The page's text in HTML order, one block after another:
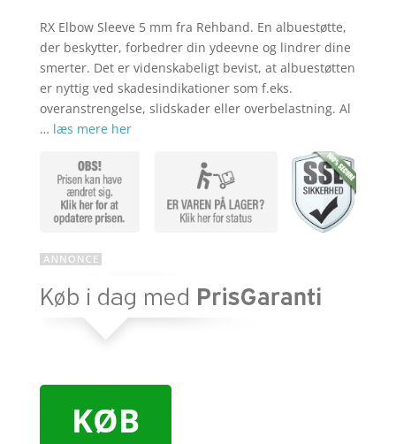
kr.
pris
er:
kr.
RX Elbow Sleeve 5 mm fra Rehband. En albuestøtte,
der beskytter, forbedrer din ydeevne og lindrer dine
smerter. Det er videnskabeligt bevist, at albuestøtten
er nyttig ved skadesindikationer som f.eks.
overanstrengelse, slidskader eller overbelastning. Al
… læs mere her
KØB